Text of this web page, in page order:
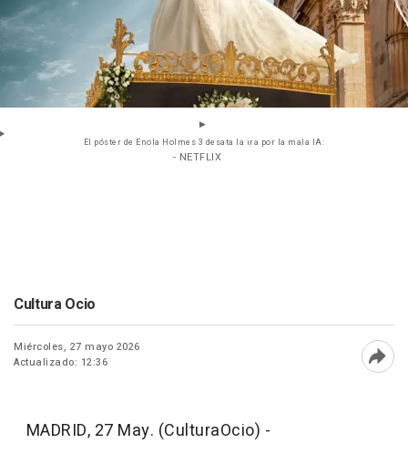
El póster de Enola Holmes 3 desata la ira por la mala IA:
- NETFLIX
Cultura Ocio
Miércoles, 27 mayo 2026
Actualizado: 12:36
MADRID, 27 May. (CulturaOcio) -